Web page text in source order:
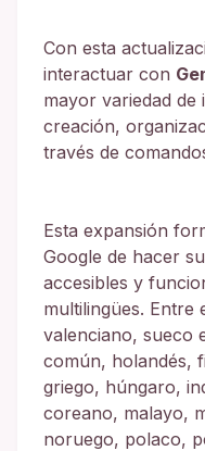
Con esta
interactuar con
mayor variedad de
creación,
través de
Esta expansión
Google de hacer
accesibles y
multilingües. Entre
valenciano, sueco
común, holandés,
griego, húngaro,
coreano, malayo,
noruego, polaco,